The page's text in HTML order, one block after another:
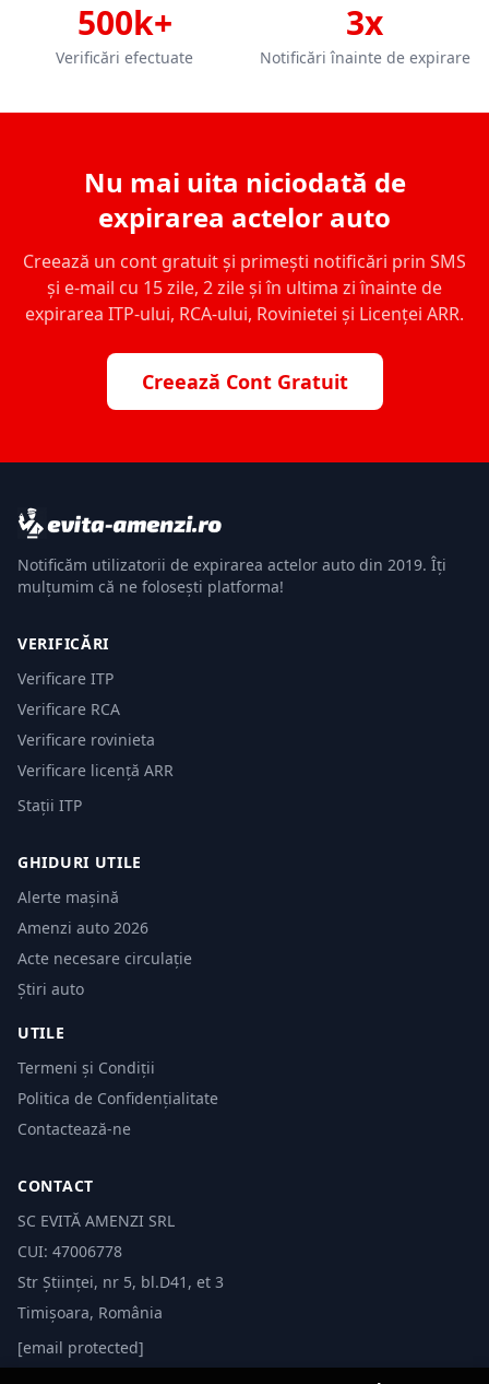
500k+
Verificări efectuate
3x
Notificări înainte de expirare
Nu mai uita niciodată de
expirarea actelor auto
Creează un cont gratuit și primești notificări prin SMS
și e-mail cu 15 zile, 2 zile și în ultima zi înainte de
expirarea ITP-ului, RCA-ului, Rovinietei și Licenței ARR.
Creează Cont Gratuit
Notificăm utilizatorii de expirarea actelor auto din 2019. Îți
mulțumim că ne folosești platforma!
VERIFICĂRI
Verificare ITP
Verificare RCA
Verificare rovinieta
Verificare licență ARR
Stații ITP
GHIDURI UTILE
Alerte mașină
Amenzi auto 2026
Acte necesare circulație
Știri auto
UTILE
Termeni și Condiții
Politica de Confidențialitate
Contactează-ne
CONTACT
SC EVITĂ AMENZI SRL
CUI: 47006778
Str Științei, nr 5, bl.D41, et 3
Timișoara, România
[email protected]